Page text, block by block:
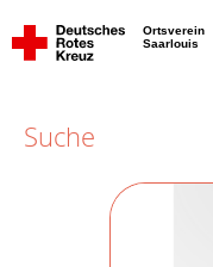
Ortsverein
Saarlouis
Suche